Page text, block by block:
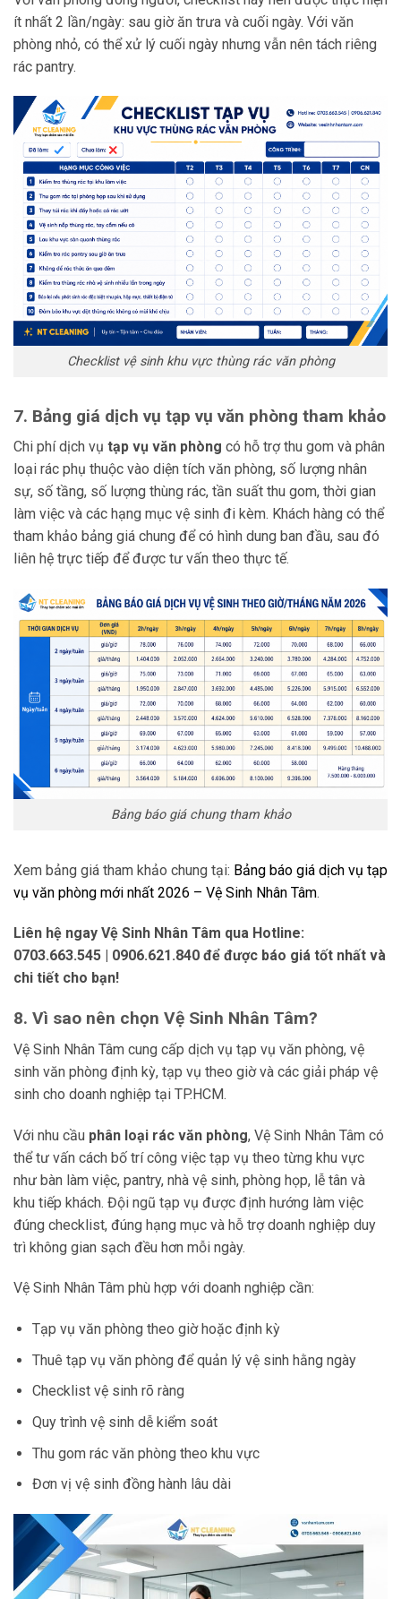
ít nhất 2 lần/ngày: sau giờ ăn trưa và cuối ngày. Với văn
phòng nhỏ, có thể xử lý cuối ngày nhưng vẫn nên tách riêng
rác pantry.
Checklist vệ sinh khu vực thùng rác văn phòng
7. Bảng giá dịch vụ tạp vụ văn phòng tham khảo
Chi phí dịch vụ tạp vụ văn phòng có hỗ trợ thu gom và phân
loại rác phụ thuộc vào diện tích văn phòng, số lượng nhân
sự, số tầng, số lượng thùng rác, tần suất thu gom, thời gian
làm việc và các hạng mục vệ sinh đi kèm. Khách hàng có thể
tham khảo bảng giá chung để có hình dung ban đầu, sau đó
liên hệ trực tiếp để được tư vấn theo thực tế.
Bảng báo giá chung tham khảo
Xem bảng giá tham khảo chung tại: Bảng báo giá dịch vụ tạp
vụ văn phòng mới nhất 2026 – Vệ Sinh Nhân Tâm.
Liên hệ ngay Vệ Sinh Nhân Tâm qua Hotline:
0703.663.545 | 0906.621.840 để được báo giá tốt nhất và
chi tiết cho bạn!
8. Vì sao nên chọn Vệ Sinh Nhân Tâm?
Vệ Sinh Nhân Tâm cung cấp dịch vụ tạp vụ văn phòng, vệ
sinh văn phòng định kỳ, tạp vụ theo giờ và các giải pháp vệ
sinh cho doanh nghiệp tại TP.HCM.
Với nhu cầu phân loại rác văn phòng, Vệ Sinh Nhân Tâm có
thể tư vấn cách bố trí công việc tạp vụ theo từng khu vực
như bàn làm việc, pantry, nhà vệ sinh, phòng họp, lễ tân và
khu tiếp khách. Đội ngũ tạp vụ được định hướng làm việc
đúng checklist, đúng hạng mục và hỗ trợ doanh nghiệp duy
trì không gian sạch đều hơn mỗi ngày.
Vệ Sinh Nhân Tâm phù hợp với doanh nghiệp cần:
Tạp vụ văn phòng theo giờ hoặc định kỳ
Thuê tạp vụ văn phòng để quản lý vệ sinh hằng ngày
Checklist vệ sinh rõ ràng
Quy trình vệ sinh dễ kiểm soát
Thu gom rác văn phòng theo khu vực
Đơn vị vệ sinh đồng hành lâu dài